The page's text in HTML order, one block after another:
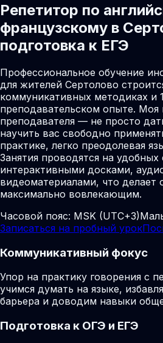
Репетитор по
французскому в
подготовка к ЕГЭ
Профессиональное обучение
для жителей Сертолово
коммуникативных методиках и
преподавательском опыте. Моя
преподавателя — не просто
научить вас свободно
практике, легко преодолевая
Занятия проводятся на
интерактивными досками,
видеоматериалами, что делает
максимально вовлекающим.
Часовой пояс: MSK (UTC+3)
Записаться на пробный урок
Коммуникативный фокус
Упор на практику говорения с
учимся думать на языке,
барьера и доводим навыки
Подготовка к ОГЭ и ЕГЭ